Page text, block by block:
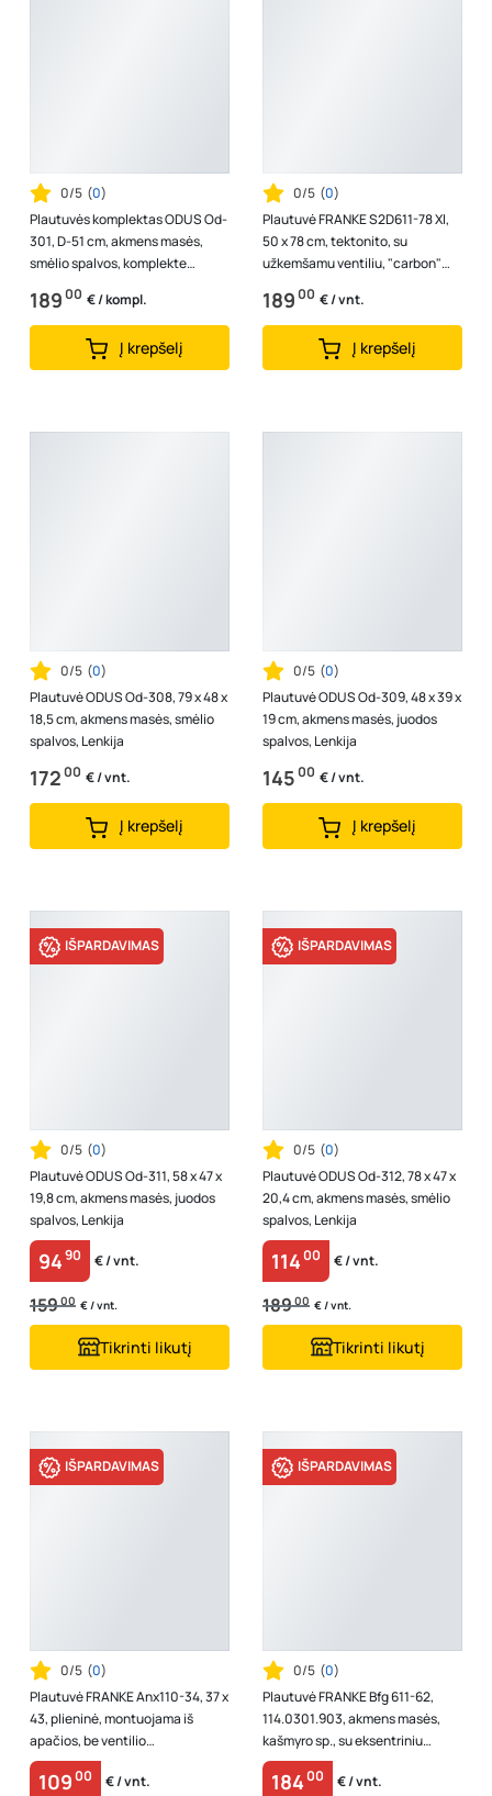
0/5 (0)
Plautuvės komplektas ODUS Od-
301, D-51 cm, akmens masės,
smėlio spalvos, komplekte
maišytuvas, ventilis, Lenkija
18900 € / kompl.
Į krepšelį
0/5 (0)
Plautuvė FRANKE S2D611-78 Xl,
50 x 78 cm, tektonito, su
užkemšamu ventiliu, "carbon"
spalvos, Vokietija
18900 € / vnt.
Į krepšelį
0/5 (0)
Plautuvė ODUS Od-308, 79 x 48 x
18,5 cm, akmens masės, smėlio
spalvos, Lenkija
17200 € / vnt.
Į krepšelį
0/5 (0)
Plautuvė ODUS Od-309, 48 x 39 x
19 cm, akmens masės, juodos
spalvos, Lenkija
14500 € / vnt.
Į krepšelį
IŠPARDAVIMAS
0/5 (0)
Plautuvė ODUS Od-311, 58 x 47 x
19,8 cm, akmens masės, juodos
spalvos, Lenkija
9490 € / vnt.
15900 € / vnt.
Tikrinti likutį
IŠPARDAVIMAS
0/5 (0)
Plautuvė ODUS Od-312, 78 x 47 x
20,4 cm, akmens masės, smėlio
spalvos, Lenkija
11400 € / vnt.
18900 € / vnt.
Tikrinti likutį
IŠPARDAVIMAS
0/5 (0)
Plautuvė FRANKE Anx110-34, 37 x
43, plieninė, montuojama iš
apačios, be ventilio
112.0006.318, Vokietija
10900 € / vnt.
IŠPARDAVIMAS
0/5 (0)
Plautuvė FRANKE Bfg 611-62,
114.0301.903, akmens masės,
kašmyro sp., su eksentriniu
ventiliu, kilmės šalis Vokietija
18400 € / vnt.